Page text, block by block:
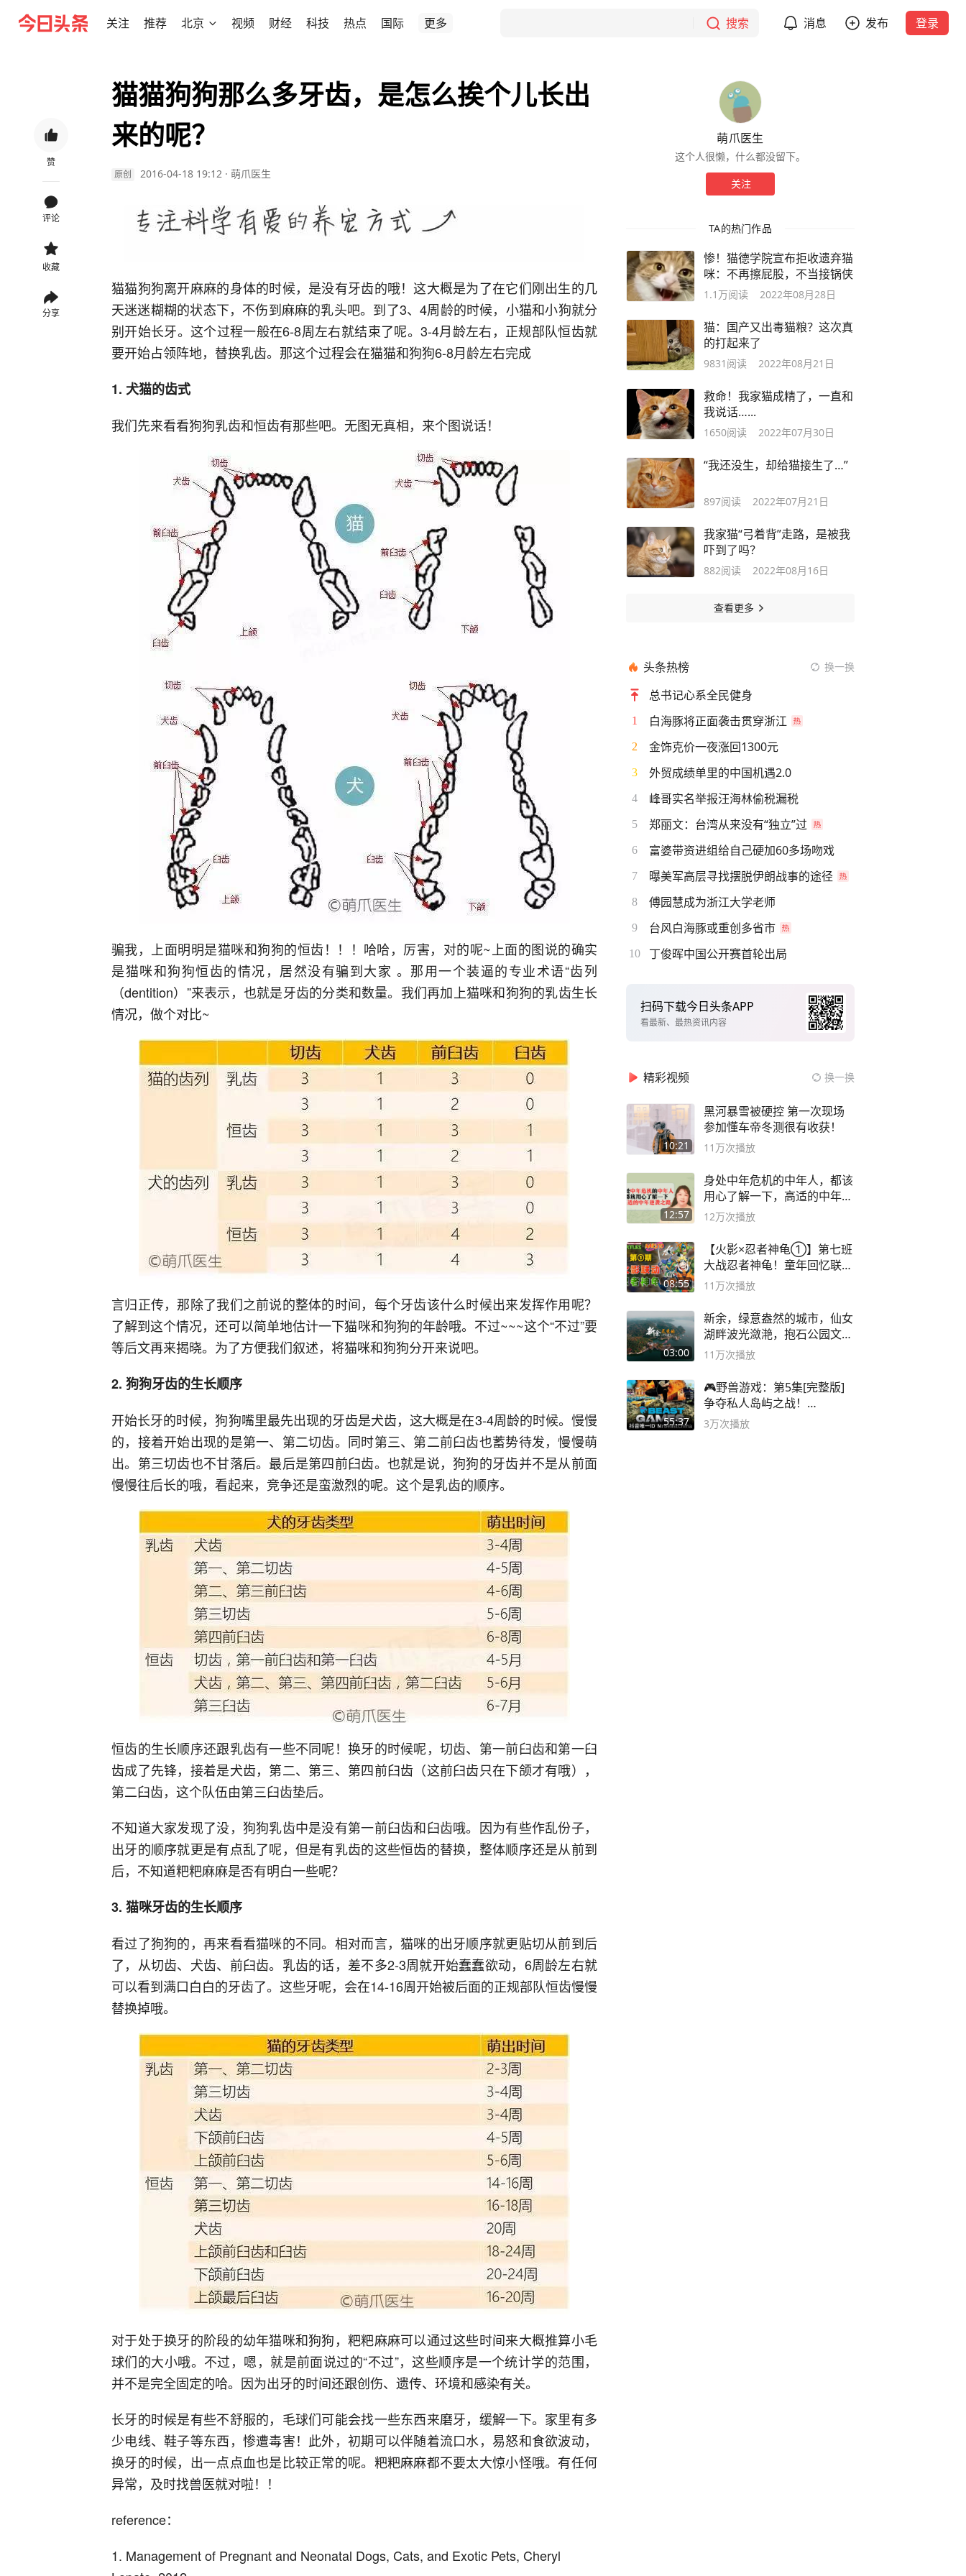
关注 推荐 北京 视频 财经 科技 热点 国际 更多 搜索 消息 发布 登录
赞
评论
收藏
分享
猫猫狗狗那么多牙齿，是怎么挨个儿长出
来的呢？
原创 2016-04-18 19:12 · 萌爪医生
猫猫狗狗离开麻麻的身体的时候，是没有牙齿的哦！这大概是为了在它们刚出生的几
天迷迷糊糊的状态下，不伤到麻麻的乳头吧。到了3、4周龄的时候，小猫和小狗就分
别开始长牙。这个过程一般在6-8周左右就结束了呢。3-4月龄左右，正规部队恒齿就
要开始占领阵地，替换乳齿。那这个过程会在猫猫和狗狗6-8月龄左右完成
1. 犬猫的齿式
我们先来看看狗狗乳齿和恒齿有那些吧。无图无真相，来个图说话！
骗我，上面明明是猫咪和狗狗的恒齿！！！哈哈，厉害，对的呢~上面的图说的确实
是猫咪和狗狗恒齿的情况，居然没有骗到大家 。那用一个装逼的专业术语“齿列
（dentition）”来表示，也就是牙齿的分类和数量。我们再加上猫咪和狗狗的乳齿生长
情况，做个对比~
言归正传，那除了我们之前说的整体的时间，每个牙齿该什么时候出来发挥作用呢？
了解到这个情况，还可以简单地估计一下猫咪和狗狗的年龄哦。不过~~~这个“不过”要
等后文再来揭晓。为了方便我们叙述，将猫咪和狗狗分开来说吧。
2. 狗狗牙齿的生长顺序
开始长牙的时候，狗狗嘴里最先出现的牙齿是犬齿，这大概是在3-4周龄的时候。慢慢
的，接着开始出现的是第一、第二切齿。同时第三、第二前臼齿也蓄势待发，慢慢萌
出。第三切齿也不甘落后。最后是第四前臼齿。也就是说，狗狗的牙齿并不是从前面
慢慢往后长的哦，看起来，竞争还是蛮激烈的呢。这个是乳齿的顺序。
恒齿的生长顺序还跟乳齿有一些不同呢！换牙的时候呢，切齿、第一前臼齿和第一臼
齿成了先锋，接着是犬齿，第二、第三、第四前臼齿（这前臼齿只在下颌才有哦），
第二臼齿，这个队伍由第三臼齿垫后。
不知道大家发现了没，狗狗乳齿中是没有第一前臼齿和臼齿哦。因为有些作乱份子，
出牙的顺序就更是有点乱了呢，但是有乳齿的这些恒齿的替换，整体顺序还是从前到
后，不知道粑粑麻麻是否有明白一些呢？
3. 猫咪牙齿的生长顺序
看过了狗狗的，再来看看猫咪的不同。相对而言，猫咪的出牙顺序就更贴切从前到后
了，从切齿、犬齿、前臼齿。乳齿的话，差不多2-3周就开始蠢蠢欲动，6周龄左右就
可以看到满口白白的牙齿了。这些牙呢，会在14-16周开始被后面的正规部队恒齿慢慢
替换掉哦。
对于处于换牙的阶段的幼年猫咪和狗狗，粑粑麻麻可以通过这些时间来大概推算小毛
球们的大小哦。不过，嗯，就是前面说过的“不过”，这些顺序是一个统计学的范围，
并不是完全固定的哈。因为出牙的时间还跟创伤、遗传、环境和感染有关。
长牙的时候是有些不舒服的，毛球们可能会找一些东西来磨牙，缓解一下。家里有多
少电线、鞋子等东西，惨遭毒害！此外，初期可以伴随着流口水，易怒和食欲波动，
换牙的时候，出一点点血也是比较正常的呢。粑粑麻麻都不要太大惊小怪哦。有任何
异常，及时找兽医就对啦！！
reference：
1. Management of Pregnant and Neonatal Dogs, Cats, and Exotic Pets, Cheryl
萌爪医生
这个人很懒，什么都没留下。
关注
TA的热门作品
惨！猫德学院宣布拒收遗弃猫
咪：不再擦屁股，不当接锅侠
1.1万阅读 2022年08月28日
猫：国产又出毒猫粮？这次真
的打起来了
9831 阅读 2022年08月21日
救命！我家猫成精了，一直和
我说话…...
1650阅读 2022年07月30日
“我还没生，却给猫接生了…”
897阅读 2022年07月21日
我家猫“弓着背”走路，是被我
吓到了吗？
882阅读 2022年08月16日
查看更多
头条热榜 换一换
总书记心系全民健身
1 白海豚将正面袭击贯穿浙江
2 金饰克价一夜涨回1300元
3 外贸成绩单里的中国机遇2.0
4 峰哥实名举报汪海林偷税漏税
5 郑丽文：台湾从来没有“独立”过
6 富婆带资进组给自己硬加60多场吻戏
7 曝美军高层寻找摆脱伊朗战事的途径
8 傅园慧成为浙江大学老师
9 台风白海豚或重创多省市
10 丁俊晖中国公开赛首轮出局
扫码下载今日头条APP
看最新、最热资讯内容
精彩视频 换一换
10:21
黑河暴雪被硬控 第一次现场
参加懂车帝冬测很有收获！
11万次播放
12:57
身处中年危机的中年人，都该
用心了解一下，高适的中年逆
袭之路
12万次播放
08:55
【火影×忍者神龟①】第七班
大战忍者神龟！童年回忆联动
论武？
11万次播放
03:00
新余，绿意盎然的城市，仙女
湖畔波光潋滟，抱石公园文化
深邃……
11万次播放
55:37
🎮野兽游戏：第5集[完整版]
争夺私人岛屿之战！
#MrBeastChina
3万次播放